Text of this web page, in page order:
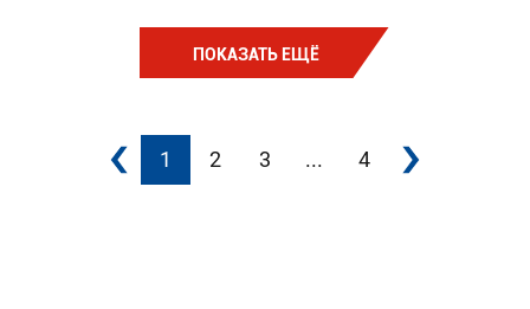
ПОКАЗАТЬ ЕЩЁ
1 2 3 ... 4